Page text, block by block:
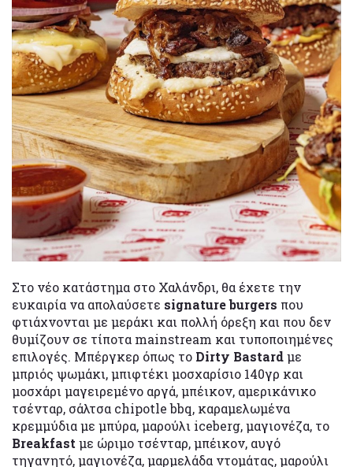
Στο νέο κατάστημα στο Χαλάνδρι, θα έχετε την
ευκαιρία να απολαύσετε signature burgers που
φτιάχνονται με μεράκι και πολλή όρεξη και που δεν
θυμίζουν σε τίποτα mainstream και τυποποιημένες
επιλογές. Μπέργκερ όπως το Dirty Bastardμε
μπριός ψωμάκι, μπιφτέκι μοσχαρίσιο 140γρ και
μοσχάρι μαγειρεμένο αργά, μπέικον, αμερικάνικο
τσένταρ, σάλτσα chipotle bbq, καραμελωμένα
κρεμμύδια με μπύρα, μαρούλι iceberg, μαγιονέζα, το
Breakfastμε ώριμο τσένταρ, μπέικον, αυγό
τηγανητό, μαγιονέζα, μαρμελάδα ντομάτας, μαρούλι